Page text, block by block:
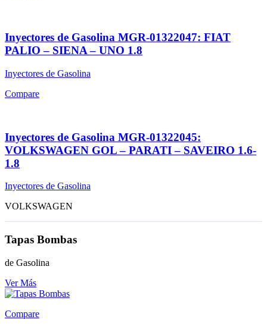
Inyectores de Gasolina MGR-01322047: FIAT
PALIO – SIENA – UNO 1.8
Inyectores de Gasolina
Compare
Inyectores de Gasolina MGR-01322045:
VOLKSWAGEN GOL – PARATI – SAVEIRO 1.6-
1.8
Inyectores de Gasolina
VOLKSWAGEN
Tapas Bombas
de Gasolina
Ver Más
Compare